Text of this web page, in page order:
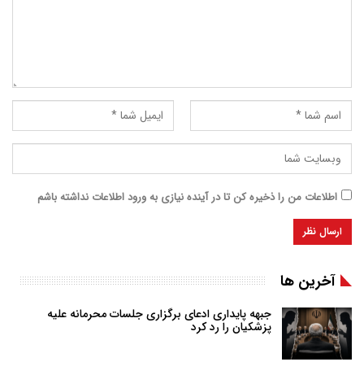
اطلاعات من را ذخیره کن تا در آینده نیازی به ورود اطلاعات نداشته باشم
آخرین ها
جبهه پایداری ادعای برگزاری جلسات محرمانه علیه
پزشکیان را رد کرد